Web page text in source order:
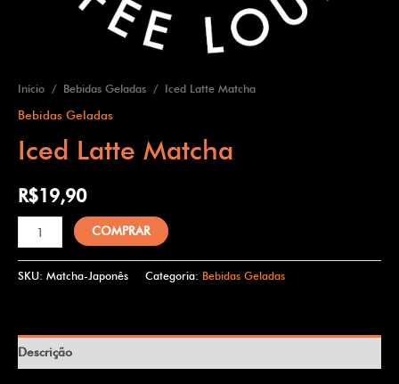
Início / Bebidas Geladas / Iced Latte Matcha
Bebidas Geladas
Iced Latte Matcha
R$19,90
COMPRAR
SKU: Matcha-Japonês Categoria: Bebidas Geladas
Descrição